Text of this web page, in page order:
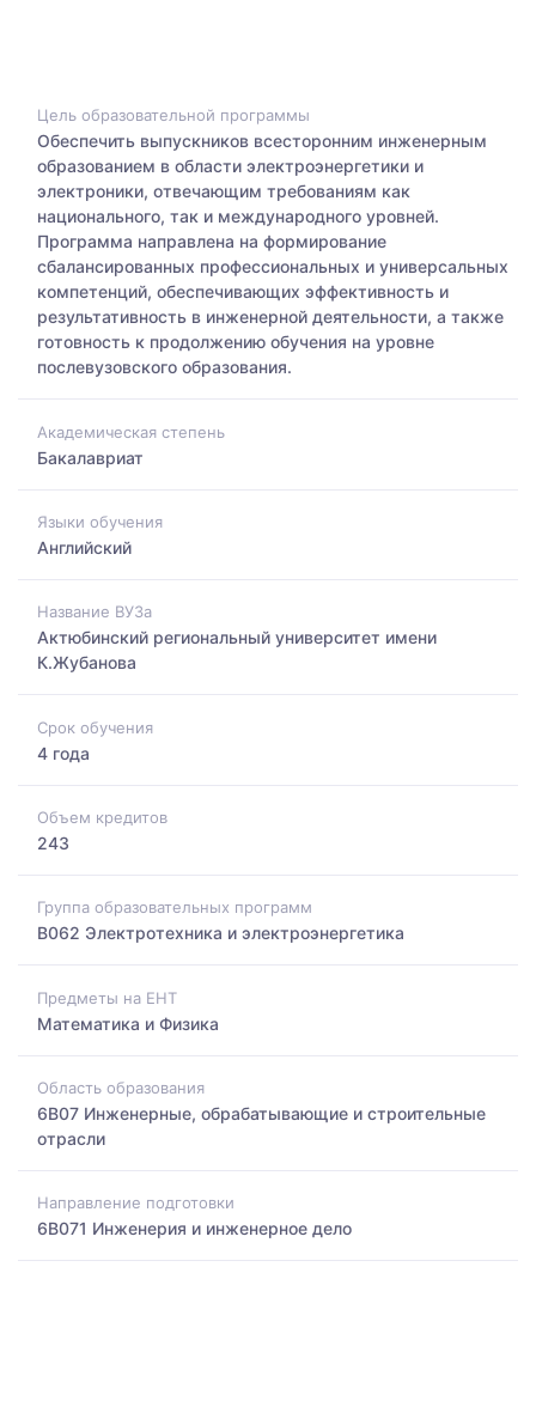
Цель образовательной программы
Обеспечить выпускников всесторонним инженерным
образованием в области электроэнергетики и
электроники, отвечающим требованиям как
национального, так и международного уровней.
Программа направлена на формирование
сбалансированных профессиональных и универсальных
компетенций, обеспечивающих эффективность и
результативность в инженерной деятельности, а также
готовность к продолжению обучения на уровне
послевузовского образования.
Академическая степень
Бакалавриат
Языки обучения
Английский
Название ВУЗа
Актюбинский региональный университет имени
К.Жубанова
Срок обучения
4 года
Объем кредитов
243
Группа образовательных программ
B062 Электротехника и электроэнергетика
Предметы на ЕНТ
Математика и Физика
Область образования
6B07 Инженерные, обрабатывающие и строительные
отрасли
Направление подготовки
6B071 Инженерия и инженерное дело